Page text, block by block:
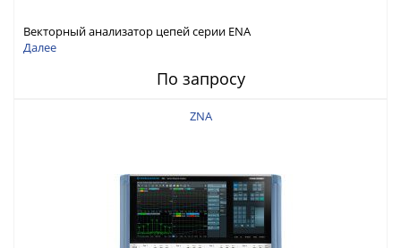
Векторный анализатор цепей серии ENA
Далее
По запросу
ZNA